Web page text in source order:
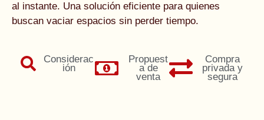
al instante. Una solución eficiente para quienes
buscan vaciar espacios sin perder tiempo.
Considerac
ión
Propuest
a de
venta
Compra
privada y
segura